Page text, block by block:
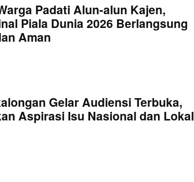
Padati Alun-alun Kajen,
Piala Dunia 2026 Berlangsung
Aman
Gelar Audiensi Terbuka,
Aspirasi Isu Nasional dan Lokal